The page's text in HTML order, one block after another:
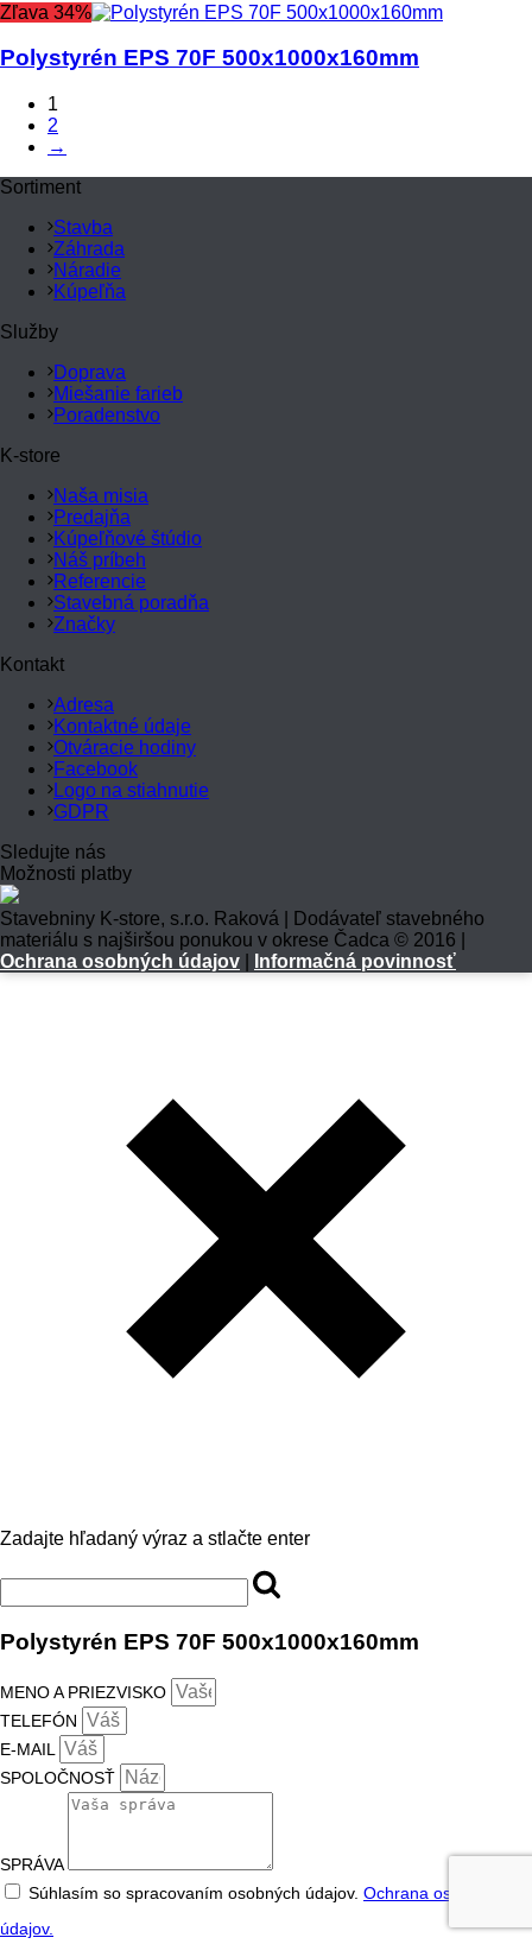
Zľava 34%
Polystyrén EPS 70F 500x1000x160mm
1
2
→
Sortiment
Stavba
Záhrada
Náradie
Kúpeľňa
Služby
Doprava
Miešanie farieb
Poradenstvo
K-store
Naša misia
Predajňa
Kúpeľňové štúdio
Náš príbeh
Referencie
Stavebná poradňa
Značky
Kontakt
Adresa
Kontaktné údaje
Otváracie hodiny
Facebook
Logo na stiahnutie
GDPR
Sledujte nás
Možnosti platby
Stavebniny K-store, s.r.o. Raková | Dodávateľ stavebného
materiálu s najširšou ponukou v okrese Čadca © 2016 |
Ochrana osobných údajov
Informačná povinnosť
Zadajte hľadaný výraz a stlačte enter
Polystyrén EPS 70F 500x1000x160mm
MENO A PRIEZVISKO
TELEFÓN
E-MAIL
SPOLOČNOSŤ
SPRÁVA
Súhlasím so spracovaním osobných údajov. Ochrana osobných
údajov.